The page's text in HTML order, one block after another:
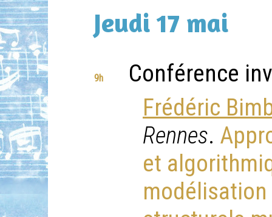
Jeudi 17 mai
9h
Conférence
Frédéric
Rennes.
et